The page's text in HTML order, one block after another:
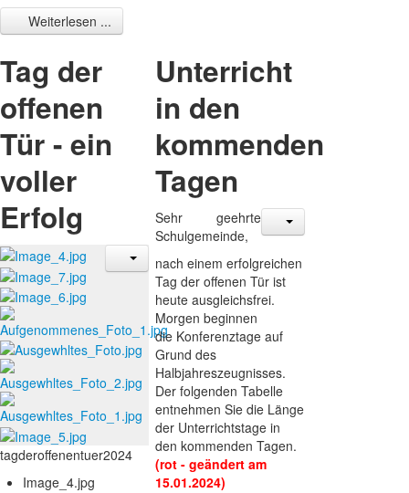
Weiterlesen ...
Tag der
offenen
Tür - ein
voller
Erfolg
tagderoffenentuer2024
Image_4.jpg
Unterricht
in den
kommenden
Tagen
Sehr geehrte
Schulgemeinde,
nach einem erfolgreichen
Tag der offenen Tür ist
heute ausgleichsfrei.
Morgen beginnen
die Konferenztage auf
Grund des
Halbjahreszeugnisses.
Der folgenden Tabelle
entnehmen Sie die Länge
der Unterrichtstage in
den kommenden Tagen.
(rot - geändert am
15.01.2024)